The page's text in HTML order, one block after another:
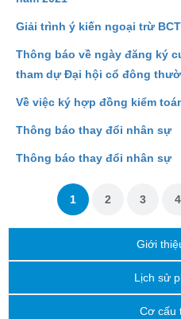
Giải trình ý kiến ngoại trừ
Thông báo về ngày đăng ký
tham dự Đại hội cổ đông
Về việc ký hợp đồng kiểm
Thông báo thay đổi nhân sự
Thông báo thay đổi nhân sự
1 2 3 4
Giới
Lịch sử
Cơ cấu